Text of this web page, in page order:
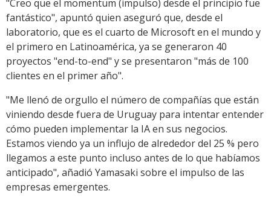
"Creo que el momentum (impulso) desde el principio fue
fantástico", apuntó quien aseguró que, desde el
laboratorio, que es el cuarto de Microsoft en el mundo y
el primero en Latinoamérica, ya se generaron 40
proyectos "end-to-end" y se presentaron "más de 100
clientes en el primer año".
"Me llenó de orgullo el número de compañías que están
viniendo desde fuera de Uruguay para intentar entender
cómo pueden implementar la IA en sus negocios.
Estamos viendo ya un influjo de alrededor del 25 % pero
llegamos a este punto incluso antes de lo que habíamos
anticipado", añadió Yamasaki sobre el impulso de las
empresas emergentes.